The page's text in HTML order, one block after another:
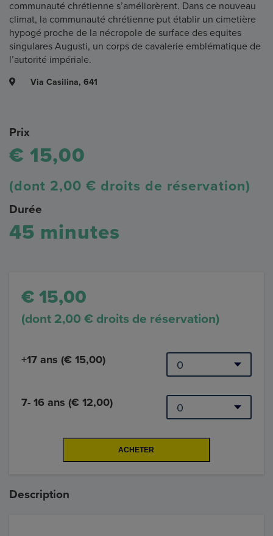
communauté chrétienne s’améliorèrent. Dans ce nouveau
climat, la communauté chrétienne put établir un cimetière
hypogé proche de la nécropole de surface des equites
singulares Augusti, un corps de cavalerie emblématique de
l’autorité impériale.
Via Casilina, 641
Prix
€ 15,00
(dont 2,00 € droits de réservation)
Durée
45 minutes
€ 15,00
(dont 2,00 € droits de réservation)
+17 ans (€ 15,00)
7- 16 ans (€ 12,00)
Description